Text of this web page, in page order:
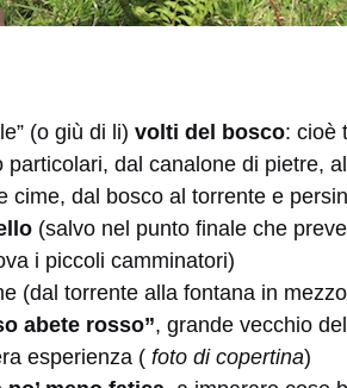
(o giù di li) volti del bosco: cioè
dal canalone di pietre,
cime, dal bosco al torrente e
(salvo nel punto finale che
i piccoli camminatori)
(dal torrente alla fontana in
abete rosso”, grande vecchio
esperienza ( foto di copertina)